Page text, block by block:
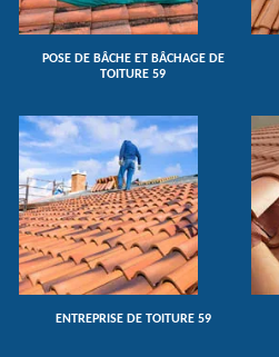
POSE DE BÂCHE ET BÂCHAGE DE
TOITURE 59
ENTREPRISE DE TOITURE 59